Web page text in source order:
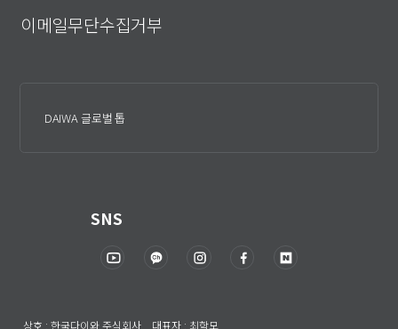
이메일무단수집거부
DAIWA 글로벌 톱
SNS
상호 : 한국다이와 주식회사 대표자 : 최학모